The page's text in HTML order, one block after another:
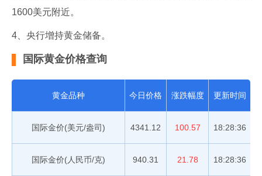
1600美元附近。
4、央行增持黄金储备。
国际黄金价格查询
黄金品种 今日价格 涨跌幅度 更新时间
国际金价(美元/盎司) 4341.12 100.57 18:28:36
国际金价(人民币/克) 940.31 21.78 18:28:36